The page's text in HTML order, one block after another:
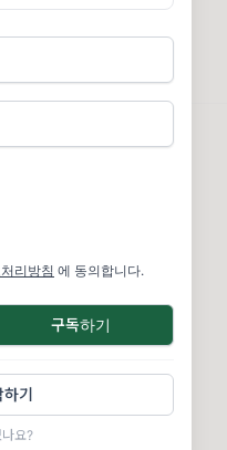
리방침 에 동의합니다.
구독하기
기
요?
레터
리핑
관|